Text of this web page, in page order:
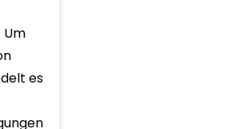
es